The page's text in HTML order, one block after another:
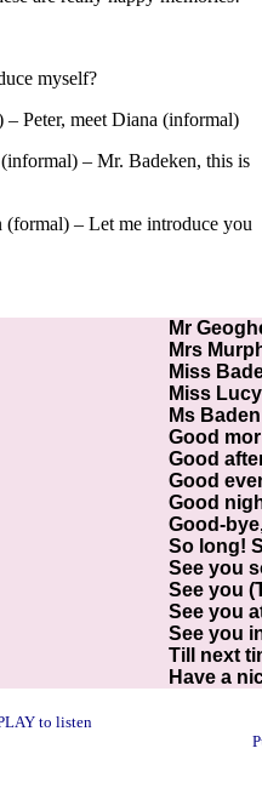
myself?
– Peter, meet Diana (informal)
– Mr. Badeken, this is
(formal) – Let me introduce you
Mr
Mrs
Miss
Miss
Ms
Good
Good
Good
Good
Good-
So long!
See you
See you
See you
See you
Till next
Have a
to listen